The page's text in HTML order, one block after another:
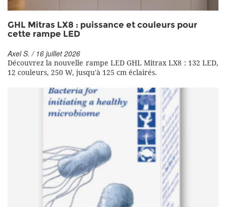
GHL Mitras LX8 : puissance et couleurs pour
cette rampe LED
Axel S. / 16 juillet 2026
Découvrez la nouvelle rampe LED GHL Mitrax LX8 : 132 LED,
12 couleurs, 250 W, jusqu'à 125 cm éclairés.